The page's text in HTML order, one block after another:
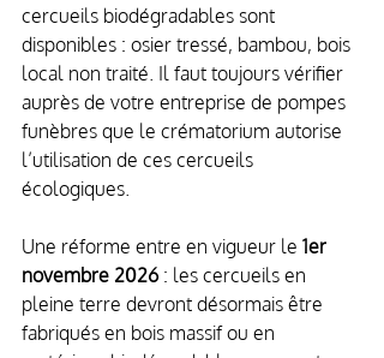
cercueils biodégradables sont
disponibles : osier tressé, bambou, bois
local non traité. Il faut toujours vérifier
auprès de votre entreprise de pompes
funèbres que le crématorium autorise
l’utilisation de ces cercueils
écologiques.
Une réforme entre en vigueur le 1er
novembre 2026 : les cercueils en
pleine terre devront désormais être
fabriqués en bois massif ou en